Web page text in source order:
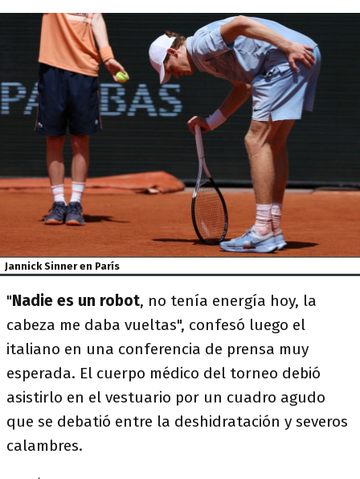
Jannick Sinner en París
"Nadie es un robot, no tenía energía hoy, la
cabeza me daba vueltas", confesó luego el
italiano en una conferencia de prensa muy
esperada. El cuerpo médico del torneo debió
asistirlo en el vestuario por un cuadro agudo
que se debatió entre la deshidratación y severos
calambres.